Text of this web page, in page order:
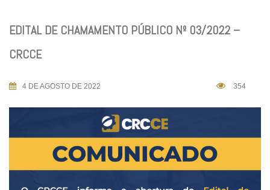
EDITAL DE CHAMAMENTO PÚBLICO Nº 03/2022 –
CRCCE
4 DE AGOSTO DE 2022 354